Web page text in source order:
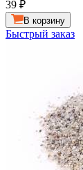
39 ₽
В корзину
Быстрый заказ